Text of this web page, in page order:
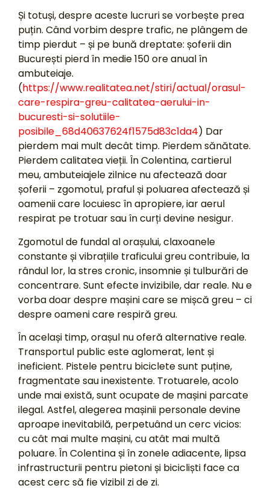
Și totuși, despre aceste lucruri se vorbește prea
puțin. Când vorbim despre trafic, ne plângem de
timp pierdut – și pe bună dreptate: șoferii din
București pierd în medie 150 ore anual în
ambuteiaje.
(https://www.realitatea.net/stiri/actual/orasul-
care-respira-greu-calitatea-aerului-in-
bucuresti-si-solutiile-
posibile_68d40637624f1575d83c1da4) Dar
pierdem mai mult decât timp. Pierdem sănătate.
Pierdem calitatea vieții. În Colentina, cartierul
meu, ambuteiajele zilnice nu afectează doar
șoferii – zgomotul, praful și poluarea afectează și
oamenii care locuiesc în apropiere, iar aerul
respirat pe trotuar sau în curți devine nesigur.
Zgomotul de fundal al orașului, claxoanele
constante și vibrațiile traficului greu contribuie, la
rândul lor, la stres cronic, insomnie și tulburări de
concentrare. Sunt efecte invizibile, dar reale. Nu e
vorba doar despre mașini care se mișcă greu – ci
despre oameni care respiră greu.
În același timp, orașul nu oferă alternative reale.
Transportul public este aglomerat, lent și
ineficient. Pistele pentru biciclete sunt puține,
fragmentate sau inexistente. Trotuarele, acolo
unde mai există, sunt ocupate de mașini parcate
ilegal. Astfel, alegerea mașinii personale devine
aproape inevitabilă, perpetuând un cerc vicios:
cu cât mai multe mașini, cu atât mai multă
poluare. În Colentina și în zonele adiacente, lipsa
infrastructurii pentru pietoni și bicicliști face ca
acest cerc să fie vizibil zi de zi.